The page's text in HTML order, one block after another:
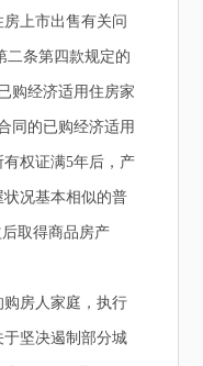
上市出售有关问
二条第四款规定的
购经济适用住房家
同的已购经济适用
权证满5年后，产
况基本相似的普
取得商品房产
房人家庭，执行
于坚决遏制部分城